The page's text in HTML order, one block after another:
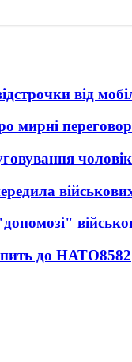
від
мирні
до НАТО8582